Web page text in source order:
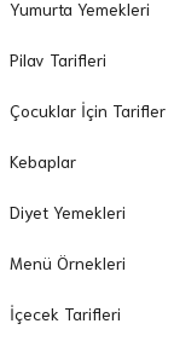
Yumurta Yemekleri
Pilav Tarifleri
Çocuklar İçin Tarifler
Kebaplar
Diyet Yemekleri
Menü Örnekleri
İçecek Tarifleri